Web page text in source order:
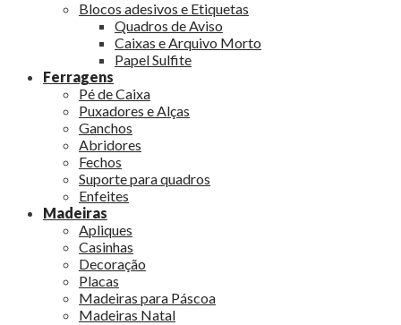
Blocos adesivos e Etiquetas
Quadros de Aviso
Caixas e Arquivo Morto
Papel Sulfite
Ferragens
Pé de Caixa
Puxadores e Alças
Ganchos
Abridores
Fechos
Suporte para quadros
Enfeites
Madeiras
Apliques
Casinhas
Decoração
Placas
Madeiras para Páscoa
Madeiras Natal